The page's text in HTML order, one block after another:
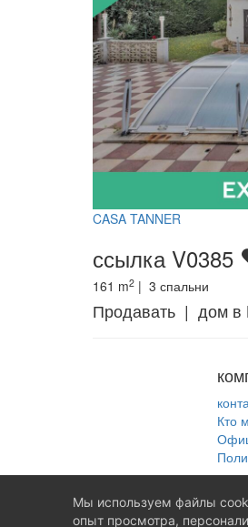
CASA TANNER
ссылка V0385
161 m2 | 3 спальни
Продавать | дом в
Кто
Мы используем файлы
опыт просмотра,